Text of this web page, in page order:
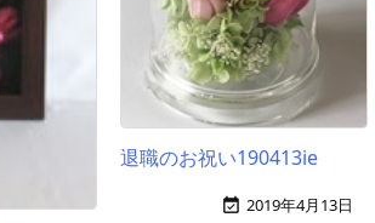
退職のお祝い190413ie
 2019年4月13日